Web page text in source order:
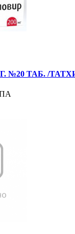
№20 ТАБ. /